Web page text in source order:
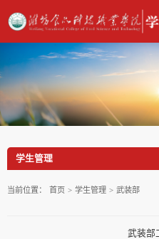
学生管理
当前位置： 首页 > 学生管理 > 武装部
武装部